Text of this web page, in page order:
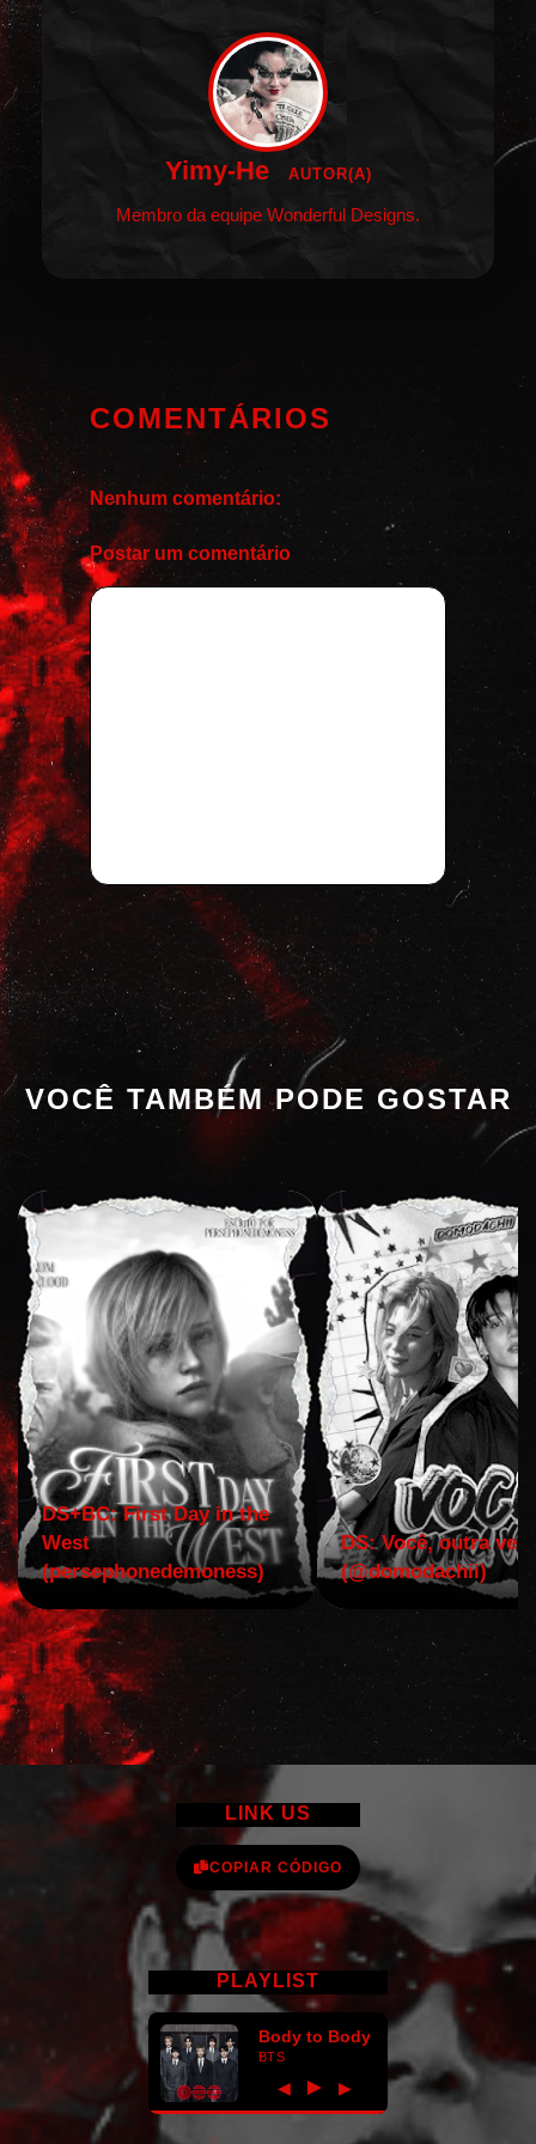
Yimy-He AUTOR(A)
Membro da equipe Wonderful Designs.
COMENTÁRIOS
Nenhum comentário:
Postar um comentário
VOCÊ TAMBÉM PODE GOSTAR
DS+BC: First Day in the
West
(persephonedemoness)
DS: Você, outra vez!
(@domodachii)
LINK US
COPIAR CÓDIGO
PLAYLIST
Body to Body
BTS
◀ ► ▶